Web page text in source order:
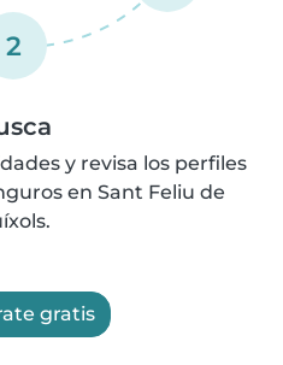
2
y revisa los perfiles
en Sant Feliu de
gratis